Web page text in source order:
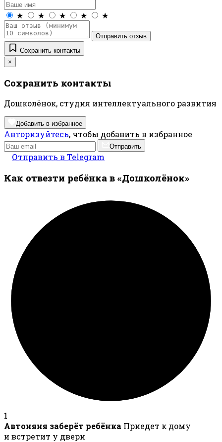
★ ★ ★ ★ ★
Отправить отзыв
Сохранить контакты
×
Сохранить контакты
Дошколëнок, студия интеллектуального развития
Добавить в избранное
Авторизуйтесь, чтобы добавить в избранное
Отправить
Отправить в Telegram
Как отвезти ребёнка в «Дошколëнок»
1
Автоняня заберёт ребёнка Приедет к дому
и встретит у двери